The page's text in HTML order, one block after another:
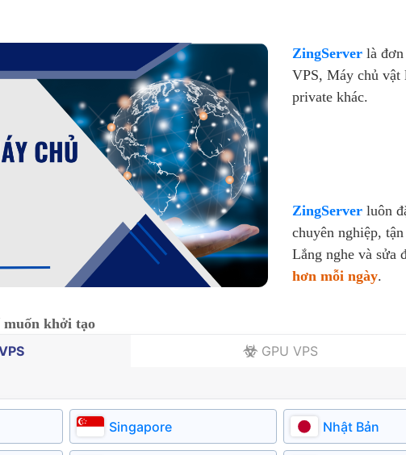
ZingServer là
VPS, Máy chủ vật
private khác.
ZingServer luôn
chuyên nghiệp,
Lắng nghe và sửa
hơn mỗi ngày.
khởi tạo
GPU VPS
Singapore Nhật Bản